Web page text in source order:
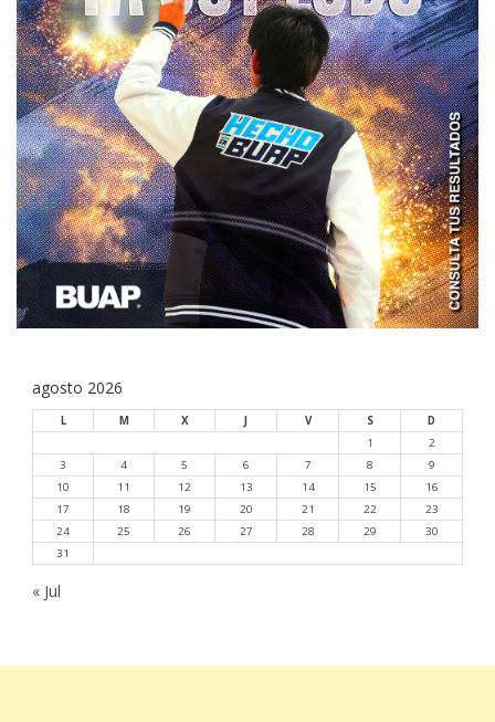
agosto 2026
L M X J V S
D
1
2
3
4 5 6 7 8
9
10
11 12 13 14 15
16
17
18 19 20 21 22
23
24
25 26 27 28 29
30
31
« Jul